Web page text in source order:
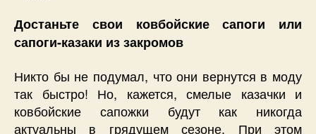
Достаньте свои ковбойские сапоги или
сапоги-казаки из закромов
Никто бы не подумал, что они вернутся в моду
так быстро! Но, кажется, смелые казачки и
ковбойские сапожки будут как никогда
актуальны в грядущем сезоне. При этом